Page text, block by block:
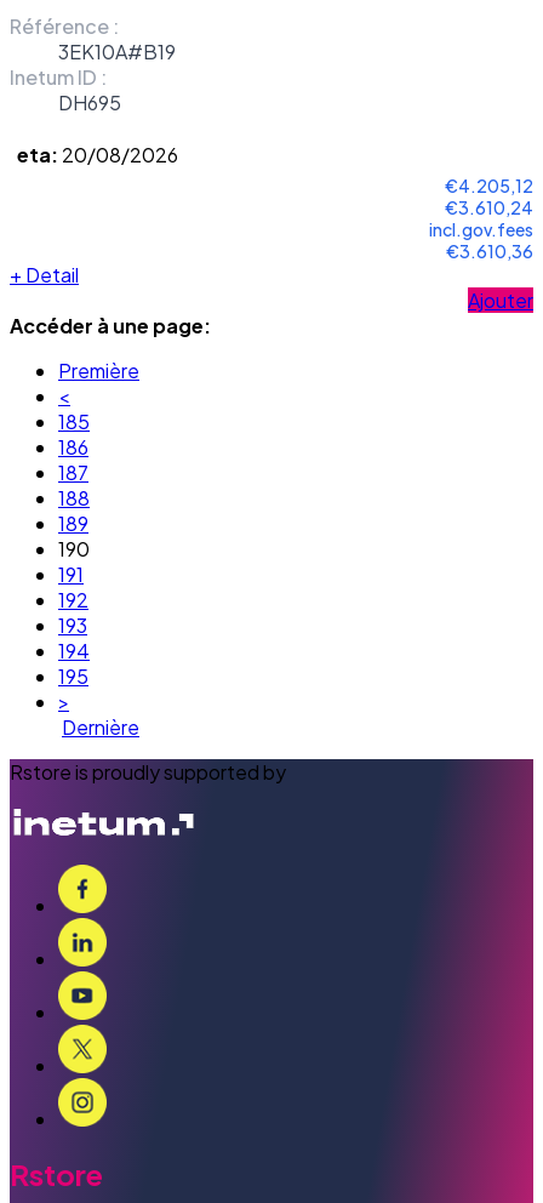
Référence :
3EK10A#B19
Inetum ID :
DH695
eta: 20/08/2026
€4.205,12
€3.610,24
incl.gov.fees
€3.610,36
+ Detail
Ajouter
Accéder à une page:
Première
<
185
186
187
188
189
190
191
192
193
194
195
>
Dernière
Rstore is proudly supported by
Rstore